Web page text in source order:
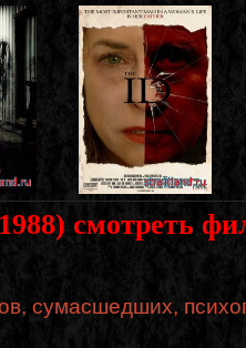
смотреть
сумасшедших,